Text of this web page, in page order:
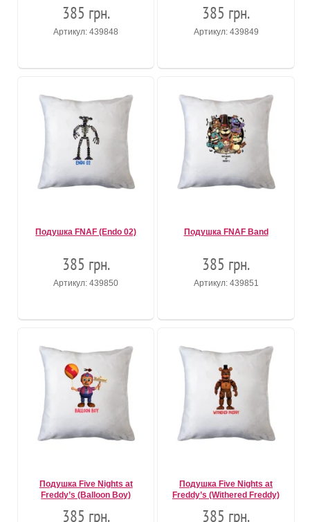
385 грн.
Артикул: 439848
385 грн.
Артикул: 439849
Подушка FNAF (Endo 02)
385 грн.
Артикул: 439850
Подушка FNAF Band
385 грн.
Артикул: 439851
Подушка Five Nights at
Freddy’s (Balloon Boy)
385 грн.
Подушка Five Nights at
Freddy’s (Withered Freddy)
385 грн.